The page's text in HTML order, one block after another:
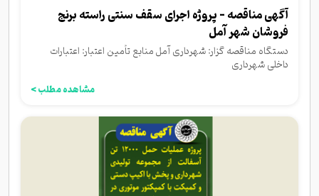
آگهی مناقصه - پروژه اجرای سقف سنتی راسته برنج
فروشان شهر آمل
دستگاه مناقصه گزار: شهرداری آمل منابع تأمین اعتبار: اعتبارات
داخلی شهرداری
مشاهده مطلب >